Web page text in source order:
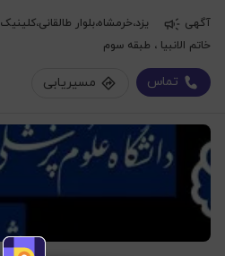
آگهی
یزد،خرمشاه،بلوار طالقانی،کلینیک
خاتم الانبیا ، طبقه سوم
تماس مسیریابی